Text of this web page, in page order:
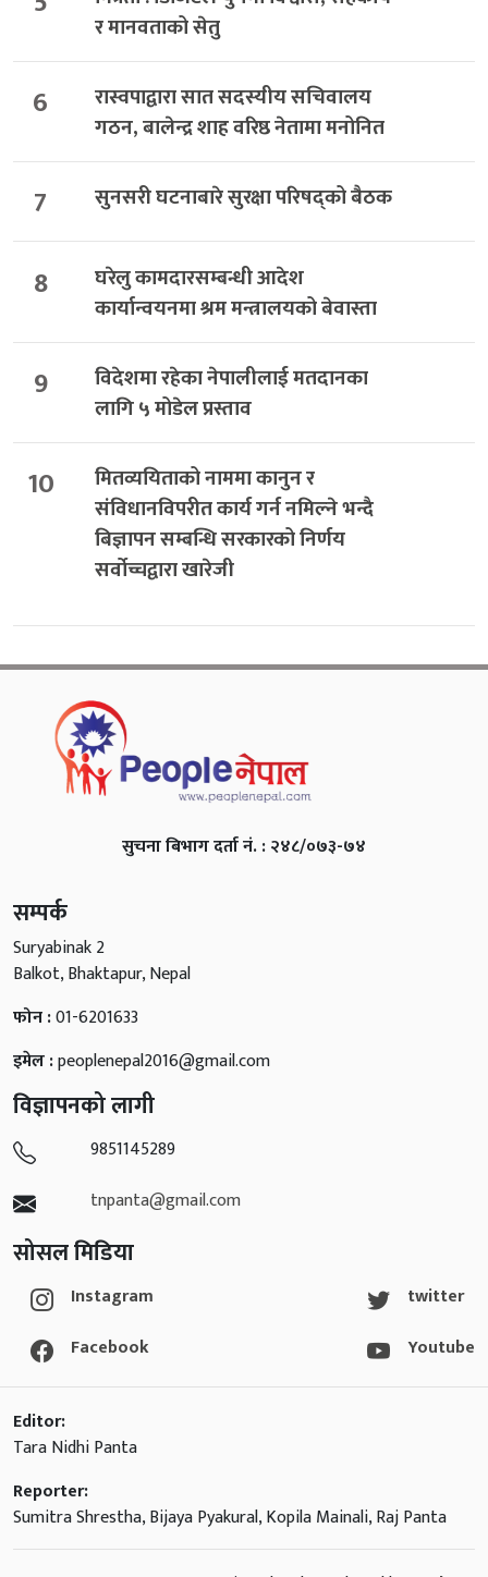
र मानवताको सेतु
6
रास्वपाद्वारा सात सदस्यीय सचिवालय
गठन, बालेन्द्र शाह वरिष्ठ नेतामा मनोनित
7 सुनसरी घटनाबारे सुरक्षा परिषद्को बैठक
8
घरेलु कामदारसम्बन्धी आदेश
कार्यान्वयनमा श्रम मन्त्रालयको बेवास्ता
9
विदेशमा रहेका नेपालीलाई मतदानका
लागि ५ मोडेल प्रस्ताव
10
मितव्ययिताको नाममा कानुन र
संविधानविपरीत कार्य गर्न नमिल्ने भन्दै
बिज्ञापन सम्बन्धि सरकारको निर्णय
सर्वोच्चद्वारा खारेजी
सुचना बिभाग दर्ता नं. : २४८/०७३-७४
सम्पर्क
Suryabinak 2
Balkot, Bhaktapur, Nepal
फोन :01-6201633
इमेल :peoplenepal2016@gmail.com
विज्ञापनको लागी
9851145289
tnpanta@gmail.com
सोसल मिडिया
Instagram
Facebook
twitter
Youtube
Editor:
Tara Nidhi Panta
Reporter:
Sumitra Shrestha, Bijaya Pyakural, Kopila Mainali, Raj Panta